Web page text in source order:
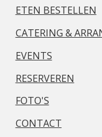
ETEN BESTELLEN
CATERING &
EVENTS
RESERVEREN
FOTO'S
CONTACT